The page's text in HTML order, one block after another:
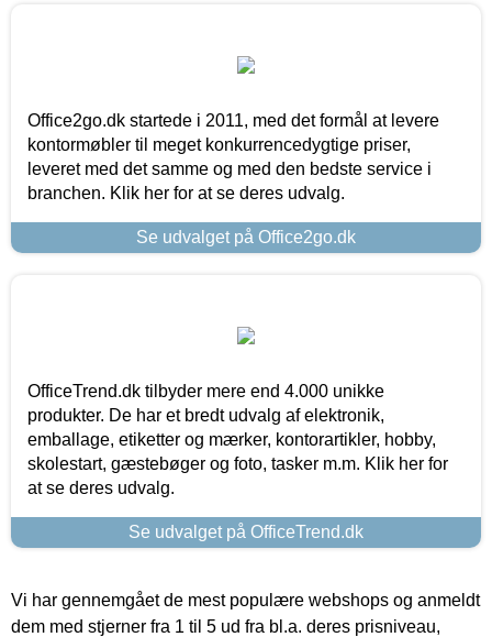
Office2go.dk startede i 2011, med det formål at levere
kontormøbler til meget konkurrencedygtige priser,
leveret med det samme og med den bedste service i
branchen. Klik her for at se deres udvalg.
Se udvalget på Office2go.dk
OfficeTrend.dk tilbyder mere end 4.000 unikke
produkter. De har et bredt udvalg af elektronik,
emballage, etiketter og mærker, kontorartikler, hobby,
skolestart, gæstebøger og foto, tasker m.m. Klik her for
at se deres udvalg.
Se udvalget på OfficeTrend.dk
Vi har gennemgået de mest populære webshops og anmeldt
dem med stjerner fra 1 til 5 ud fra bl.a. deres prisniveau,